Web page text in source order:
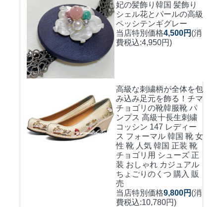
妃の髪飾り 韓国 髪飾り
シェル花とパールの高級
ペッシテンギグレー
当店特別価格4,500円 (消
費税込:4,950円)
高級な刺繍柄が全体を包
み込み足元を飾る！ チマ
チョゴリの靴韓服靴 パ
ンプス 高級十長生刺繍
コッシン 147 レディー
ス フォーマル 韓国 靴 女
性 靴 人気 韓国 正装 靴
チョゴリ用 シューズ 正
装 おしゃれ カジュアル
ちょごりのくつ 購入 販
売
当店特別価格9,800円 (消
費税込:10,780円)